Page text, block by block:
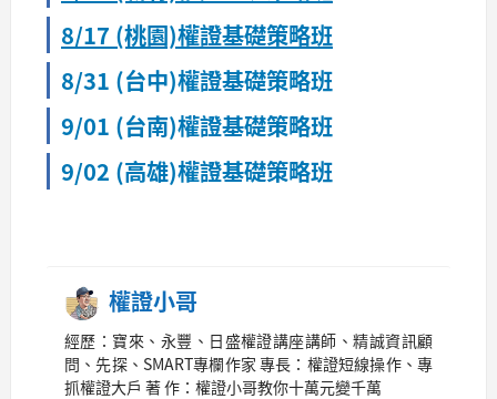
8/17 (桃園)權證基礎策略班
8/31 (台中)權證基礎策略班
9/01 (台南)權證基礎策略班
9/02 (高雄)權證基礎策略班
權證小哥
經歷：寶來、永豐、日盛權證講座講師、精誠資訊顧
問、先探、SMART專欄作家 專長：權證短線操作、專
抓權證大戶 著 作：權證小哥教你十萬元變千萬